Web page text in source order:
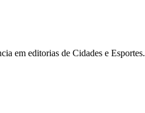
em editorias de Cidades e Esportes.